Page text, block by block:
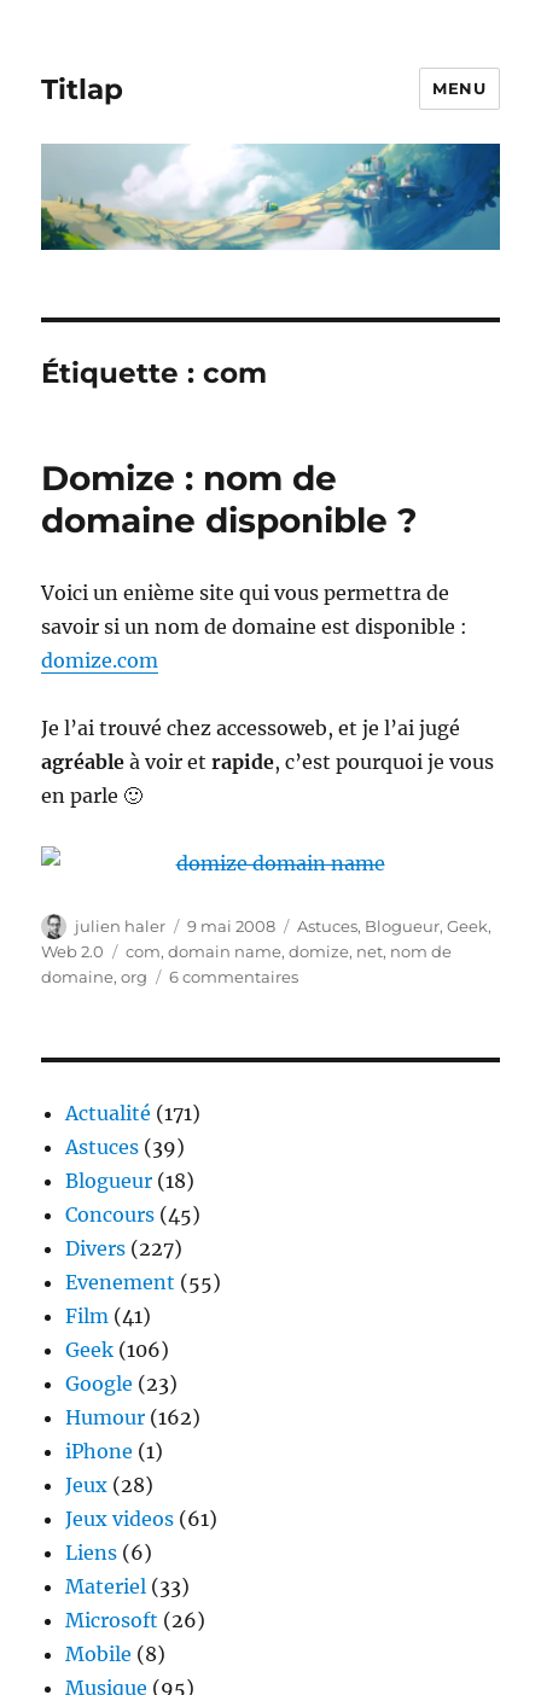
Titlap MENU
Étiquette :com
Domize : nom de
domaine disponible ?
Voici un enième site qui vous permettra de
savoir si un nom de domaine est disponible :
domize.com
Je l’ai trouvé chez accessoweb, et je l’ai jugé
agréableà voir etrapide, c’est pourquoi je vous
en parle 🙂
Auteur
julien haler
Publié
le
9 mai 2008 Catégories
Astuces, Blogueur,Geek,
Web 2.0
Étiquettes
com,domain name,domize, net, nom de
domaine,org 6 commentairessur
Actualité (171)
Astuces (39)
Blogueur (18)
Concours (45)
Divers (227)
Evenement (55)
Film (41)
Geek (106)
Google (23)
Humour (162)
iPhone (1)
Jeux (28)
Jeux videos (61)
Liens (6)
Materiel (33)
Microsoft (26)
Mobile (8)
Musique (95)